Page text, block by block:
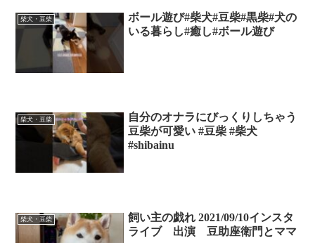
柴犬・豆柴
ボール遊び#柴犬#豆柴#黒柴#犬の
いる暮らし#癒し#ボール遊び
柴犬・豆柴
自分のオナラにびっくりしちゃう
豆柴が可愛い #豆柴 #柴犬
#shibainu
柴犬・豆柴
飼い主の戯れ 2021/09/10インスタ
ライブ 出演 豆助座衛門とママ